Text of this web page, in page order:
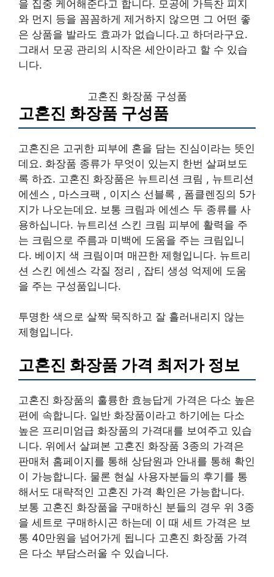
을 집중 케어해준다고 합니다. 모공에 가득찬 피지
와 먼지 등을 꼼꼼하게 제거하지 않으면 그 어떤 좋
은 상품을 발라도 효과가 없습니다.고 하더라구요.
그래서 모공 관리의 시작은 세안이라고 할 수 있습
니다.
고혼진 화장품 구성품
고혼진 화장품 구성품
고혼진은 고귀한 피부에 혼을 담는 진심이라는 뜻인
데요. 화장품 종류가 무엇이 있는지 한번 살펴보도
록 하죠. 고혼진 화장품은 뉴트리션 크림 , 뉴트리션
에센스 , 마스크팩 , 이지스 선블록 , 폼클렌징의 5가
지가 나오는데요. 보통 크림과 에센스 두 종류를 사
용하십니다. 뉴트리션 스킨 크림 피부에 활력을 주
는 크림으로 주름과 미백에 도움을 주는 크림입니
다. 베이지 색 크림이며 매끈한 제형입니다. 뉴트리
션 스킨 에센스 각질 정리 , 잡티 생성 억제에 도움
을 주는 구성품입니다.
투명한 색으로 살짝 묵직하고 잘 흘러내리지 않는
제형입니다.
고혼진 화장품 가격 최저가 정보
고혼진 화장품의 훌륭한 효능답게 가격은 다소 높은
편에 속합니다. 일반 화장품이라고 하기에는 다소
높은 프리미엄급 화장품의 가격대를 보여주고 있습
니다. 위에서 살펴본 고혼진 화장품 3종의 가격은
판매처 홈페이지를 통해 상담원과 안내를 통해 확인
이 가능합니다. 물론 현실 사용자분들의 후기를 통
해서도 대략적인 고혼진 가격 확인은 가능합니다.
보통 고혼진 화장품을 구매하신 분들의 경우 위 3종
을 세트로 구매하시곤 하는데 이 때 세트 가격은 보
통 40만원을 넘어가게 됩니다 고혼진 화장품 가격
은 다소 부담스러울 수 있습니다.